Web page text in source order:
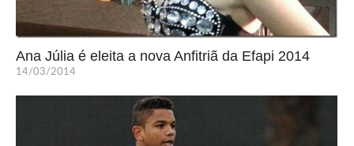
Ana Júlia é eleita a nova Anfitriã da Efapi 2014
14/03/2014